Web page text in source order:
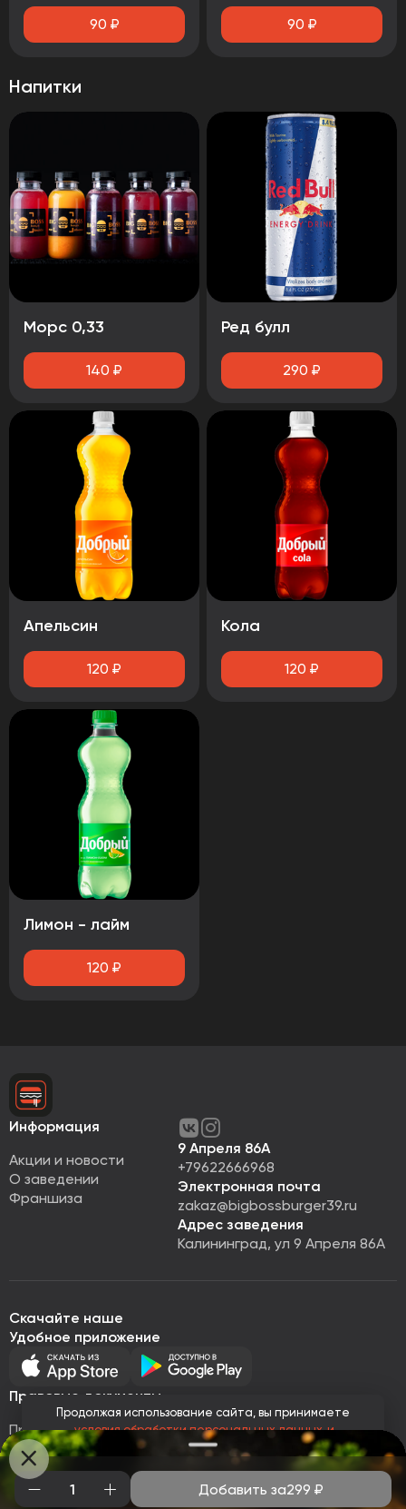
90 ₽ 90 ₽
Напитки
Морс 0,33
140 ₽
Ред булл
290 ₽
Апельсин
120 ₽
Кола
120 ₽
Лимон - лайм
120 ₽
Информация
Акции и новости
О заведении
Франшиза
9 Апреля 86А
+79622666968
Электронная почта
zakaz@bigbossburger39.ru
Адрес заведения
Калининград, ул 9 Апреля 86А
Скачайте наше
Удобное приложение
Правовые документы
Правовая информация
Политика обработки персональных данных
Публичная оферта
© Все права защищены 2026Работает на
Продолжая использование сайта, вы принимаете
условия обработки персональных данныхи
соглашаетесь с использованием аналитических файлов
Понятно
Добавить за299 ₽